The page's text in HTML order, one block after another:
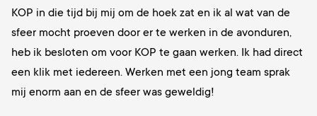
KOP in die tijd bij mij om de hoek zat en ik al wat van de
sfeer mocht proeven door er te werken in de avonduren,
heb ik besloten om voor KOP te gaan werken. Ik had direct
een klik met iedereen. Werken met een jong team sprak
mij enorm aan en de sfeer was geweldig!